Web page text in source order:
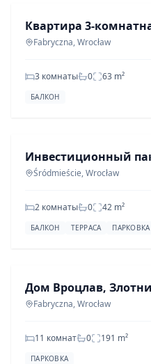
Fabryczna, Wrocław
3 комнаты 0 63 m²
БАЛКОН
Śródmieście, Wrocław
2 комнаты 0 42 m²
БАЛКОН ТЕРРАСА ПАРКОВКА
Fabryczna, Wrocław
11 комнат 0 191 m²
ПАРКОВКА